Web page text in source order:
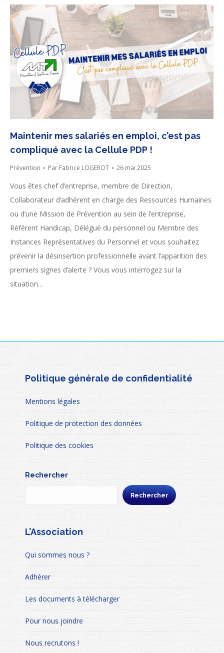
Maintenir mes salariés en emploi, c’est pas
compliqué avec la Cellule PDP !
Prévention Par Fabrice LOGEROT 26 mai 2025
Vous êtes chef d’entreprise, membre de Direction,
Collaborateur d’adhérent en charge des Ressources Humaines
ou d’une Mission de Prévention au sein de l’entreprise,
Référent Handicap, Délégué du personnel ou Membre des
Instances Représentatives du Personnel et vous souhaitez
prévenir la désinsertion professionnelle avant l’apparition des
premiers signes d’alerte ? Vous vous interrogez sur la
situation…
Politique générale de confidentialité
Mentions légales
Politique de protection des données
Politique des cookies
Rechercher
Rechercher
L’Association
Qui sommes nous ?
Adhérer
Les documents à télécharger
Pour nous joindre
Nous recrutons !